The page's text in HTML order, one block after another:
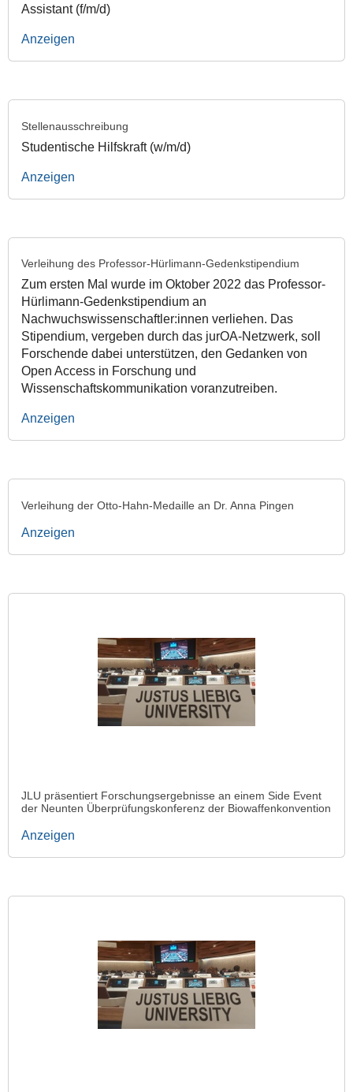
Assistant (f/m/d)
Anzeigen
Stellenausschreibung
Studentische Hilfskraft (w/m/d)
Anzeigen
Verleihung des Professor-Hürlimann-Gedenkstipendium
Zum ersten Mal wurde im Oktober 2022 das Professor-
Hürlimann-Gedenkstipendium an
Nachwuchswissenschaftler:innen verliehen. Das
Stipendium, vergeben durch das jurOA-Netzwerk, soll
Forschende dabei unterstützen, den Gedanken von
Open Access in Forschung und
Wissenschaftskommunikation voranzutreiben.
Anzeigen
Verleihung der Otto-Hahn-Medaille an Dr. Anna Pingen
Anzeigen
JLU präsentiert Forschungsergebnisse an einem Side Event
der Neunten Überprüfungskonferenz der Biowaffenkonvention
Anzeigen